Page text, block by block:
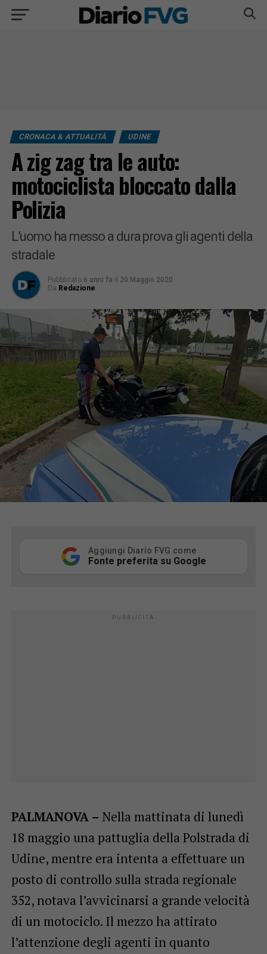
CRONACA & ATTUALITÀ UDINE
A zig zag tra le auto:
motociclista bloccato dalla
Polizia
L’uomo ha messo a dura prova gli agenti della
stradale
Pubblicato 6 anni fa il 20 Maggio 2020
Da Redazione
Aggiungi Diario FVG come
Fonte preferita su Google
PALMANOVA – Nella mattinata di lunedì
18 maggio una pattuglia della Polstrada di
Udine, mentre era intenta a effettuare un
posto di controllo sulla strada regionale
352, notava l’avvicinarsi a grande velocità
di un motociclo. Il mezzo ha attirato
l’attenzione degli agenti in quanto